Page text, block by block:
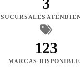
SUCURSALES
123
MARCAS